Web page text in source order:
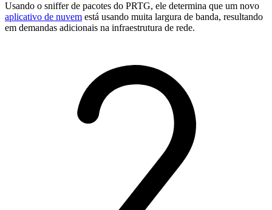
Usando o sniffer de pacotes do PRTG, ele determina que um novo
aplicativo de nuvem está usando muita largura de banda, resultando
em demandas adicionais na infraestrutura de rede.